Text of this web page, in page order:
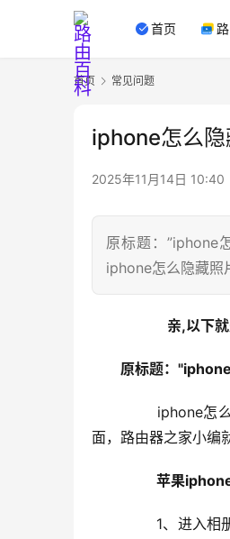
首页
首页 常见问题
iphone怎么
2025年11月14日 10:40
原标题：”iphone
iphone怎么隐藏照
亲,以下
原标题：
面，路由器之家小编
苹果iphone